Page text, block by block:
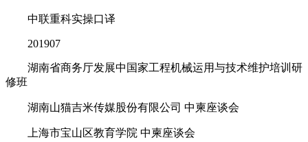
中联重科实操口译
201907
湖南省商务厅发展中国家工程机械运用与技术维护培训研
修班
湖南山猫吉米传媒股份有限公司 中柬座谈会
上海市宝山区教育学院 中柬座谈会